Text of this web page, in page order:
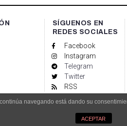
SÍGUENOS EN
REDES SOCIALES
Facebook
Instagram
Telegram
Twitter
RSS
navegando está dando su
ACEPTAR